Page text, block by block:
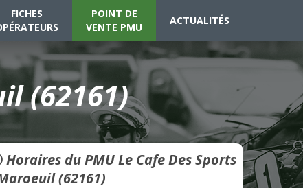
FICHES
POINT DE
VENTE PMU
ACTUALITÉS
(62161)
Horaires du PMU Le Cafe Des Sports
(62161)